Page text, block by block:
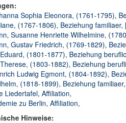
Sophia Eleonora, (1761-1795),
(1767-1806), Beziehung familiaer,
Susanne Henriette Wilhelmine,
Gustav Friedrich, (1769-1829),
(1801-1877), Beziehung
(1803-1882), Beziehung
Ludwig Egmont, (1804-1892),
(1818-1899), Beziehung
Liedertafel, Affiliation,
zu Berlin, Affiliation,
Hinweise: